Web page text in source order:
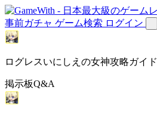
事前ガチャ ゲーム検索 ログイン
ログレスいにしえの女神攻略ガイド
掲示板Q&A